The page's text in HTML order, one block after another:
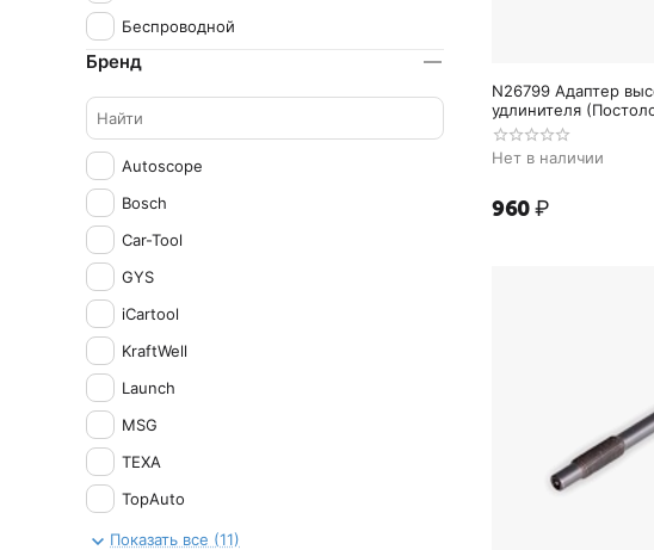
N26799 Адаптер
удлинителя
Нет в наличии
‍960‍₽
Беспроводной
Бренд
Autoscope
Bosch
Car-Tool
GYS
iCartool
KraftWell
Launch
MSG
TEXA
TopAuto
ОДА Сервис
Показать все (11)